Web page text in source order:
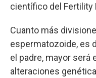
científico del Fertility
Cuanto más
espermatozoide, es
el padre, mayor será
alteraciones